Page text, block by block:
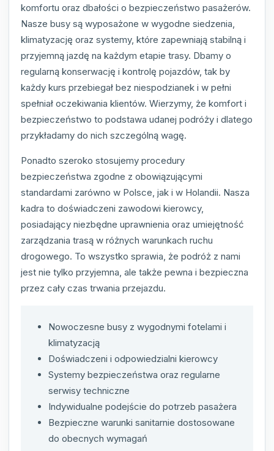
komfortu oraz dbałości o bezpieczeństwo pasażerów.
Nasze busy są wyposażone w wygodne siedzenia,
klimatyzację oraz systemy, które zapewniają stabilną i
przyjemną jazdę na każdym etapie trasy. Dbamy o
regularną konserwację i kontrolę pojazdów, tak by
każdy kurs przebiegał bez niespodzianek i w pełni
spełniał oczekiwania klientów. Wierzymy, że komfort i
bezpieczeństwo to podstawa udanej podróży i dlatego
przykładamy do nich szczególną wagę.
Ponadto szeroko stosujemy procedury
bezpieczeństwa zgodne z obowiązującymi
standardami zarówno w Polsce, jak i w Holandii. Nasza
kadra to doświadczeni zawodowi kierowcy,
posiadający niezbędne uprawnienia oraz umiejętność
zarządzania trasą w różnych warunkach ruchu
drogowego. To wszystko sprawia, że podróż z nami
jest nie tylko przyjemna, ale także pewna i bezpieczna
przez cały czas trwania przejazdu.
Nowoczesne busy z wygodnymi fotelami i
klimatyzacją
Doświadczeni i odpowiedzialni kierowcy
Systemy bezpieczeństwa oraz regularne
serwisy techniczne
Indywidualne podejście do potrzeb pasażera
Bezpieczne warunki sanitarnie dostosowane
do obecnych wymagań